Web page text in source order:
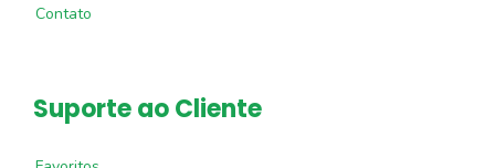
Contato
Suporte ao Cliente